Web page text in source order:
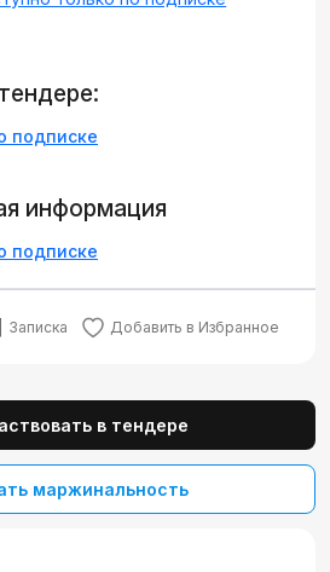
подписке
информация
подписке
Записка Добавить в Избранное
в тендере
маржинальность